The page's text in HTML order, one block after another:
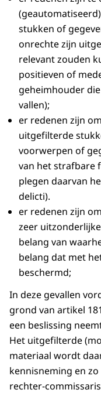
stukken of
onrechte zijn
relevant zouden
positieven of
geheimhouder
vallen);
er redenen zijn
uitgefilterde
voorwerpen of
van het strafbare
plegen daarvan
delicti).
er redenen zijn
zeer
belang van
belang dat met
beschermd;
In deze gevallen
grond van artikel
een beslissing
Het uitgefilterde
materiaal wordt
kennisneming en
rechter-